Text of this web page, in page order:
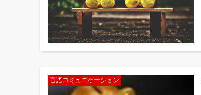
言語コミュニケーション